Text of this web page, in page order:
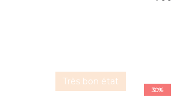
Très bon état
30%